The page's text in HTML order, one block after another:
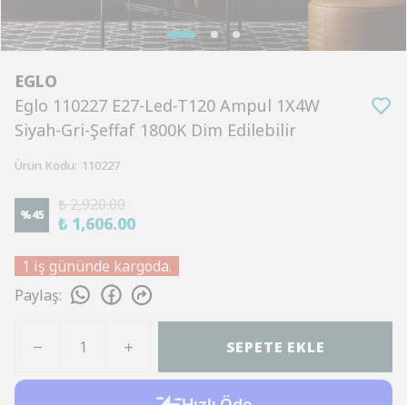
EGLO
Eglo 110227 E27-Led-T120 Ampul 1X4W
Siyah-Gri-Şeffaf 1800K Dim Edilebilir
Ürün Kodu: 110227
%45
₺ 2,920.00
₺ 1,606.00
1 iş gününde kargoda.
Paylaş:
SEPETE EKLE